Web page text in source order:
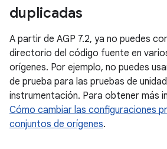
duplicadas
A partir de AGP 7.2, ya no puedes
directorio del código fuente en
orígenes. Por ejemplo, no puedes
de prueba para las pruebas de
instrumentación. Para obtener más
Cómo cambiar las configuraciones
conjuntos de orígenes.